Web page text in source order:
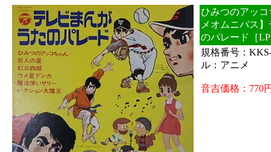
ひみつのアッ
メオムニバス
のパレード［
規格番号：
ル：アニメ
音吉価格：770